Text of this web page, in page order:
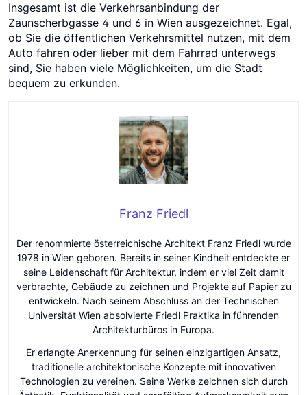
Insgesamt ist die Verkehrsanbindung der
Zaunscherbgasse 4 und 6 in Wien ausgezeichnet. Egal,
ob Sie die öffentlichen Verkehrsmittel nutzen, mit dem
Auto fahren oder lieber mit dem Fahrrad unterwegs
sind, Sie haben viele Möglichkeiten, um die Stadt
bequem zu erkunden.
Franz Friedl
Der renommierte österreichische Architekt Franz Friedl wurde
1978 in Wien geboren. Bereits in seiner Kindheit entdeckte er
seine Leidenschaft für Architektur, indem er viel Zeit damit
verbrachte, Gebäude zu zeichnen und Projekte auf Papier zu
entwickeln. Nach seinem Abschluss an der Technischen
Universität Wien absolvierte Friedl Praktika in führenden
Architekturbüros in Europa.
Er erlangte Anerkennung für seinen einzigartigen Ansatz,
traditionelle architektonische Konzepte mit innovativen
Technologien zu vereinen. Seine Werke zeichnen sich durch